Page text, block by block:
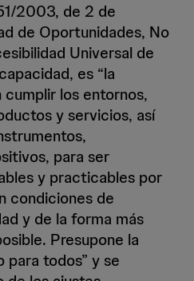
2003, de 2 de
de Oportunidades, No
Universal de
es “la
los entornos,
y servicios, así
para ser
y practicables por
condiciones de
y de la forma más
Presupone la
para todos” y se